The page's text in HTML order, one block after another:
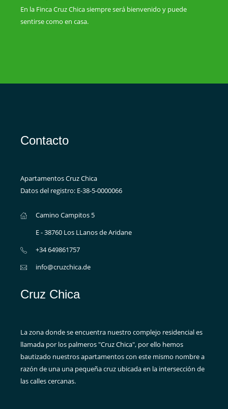
En la Finca Cruz Chica siempre será bienvenido y puede
sentirse como en casa.
Contacto
Apartamentos Cruz Chica
Datos del registro: E-38-5-0000066
Camino Campitos 5
E - 38760 Los LLanos de Aridane
+34 649861757
info@cruzchica.de
Cruz Chica
La zona donde se encuentra nuestro complejo residencial es
llamada por los palmeros "Cruz Chica", por ello hemos
bautizado nuestros apartamentos con este mismo nombre a
razón de una una pequeña cruz ubicada en la intersección de
las calles cercanas.